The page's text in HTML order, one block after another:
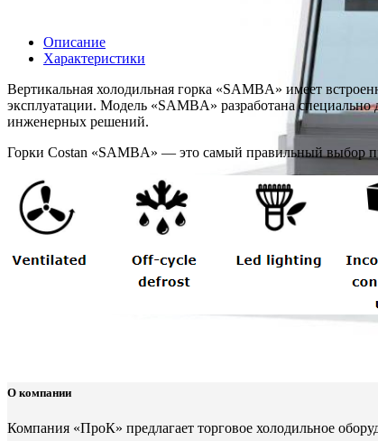
Описание
Характеристики
Вертикальная холодильная горка «SAMBA» имеет
эксплуатации. Модель «SAMBA» разработана
инженерных решений.
Горки Costan «SAMBA» — это самый правильный выбор
О компании
Компания «ПроК» предлагает торговое холодильное